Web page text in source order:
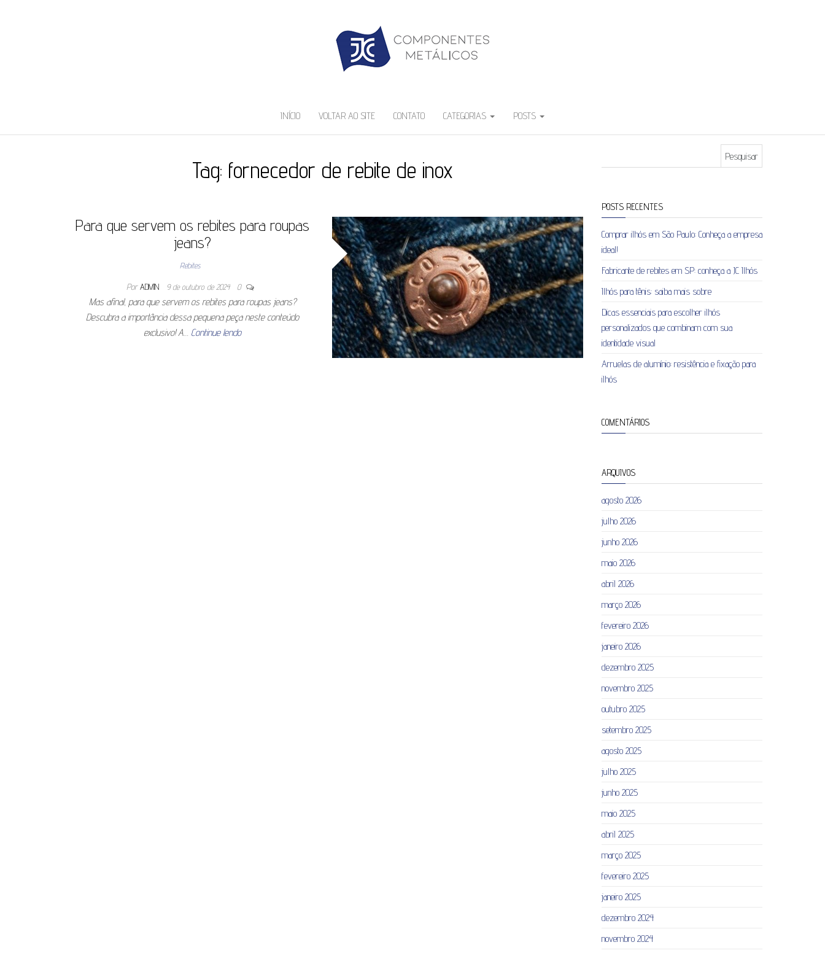
INÍCIO VOLTAR AO SITE CONTATO CATEGORIAS POSTS
Tag: fornecedor de rebite de inox
Para que servem os rebites para roupas
jeans?
Rebites
Por ADMIN 9 de outubro de 2024 0
Mas afinal, para que servem os rebites para roupas jeans?
Descubra a importância dessa pequena peça neste conteúdo
exclusivo! A… Continue lendo
POSTS RECENTES
Comprar ilhós em São Paulo: Conheça a empresa
ideal!
Fabricante de rebites em SP: conheça a JC Ilhós
Ilhós para tênis: saiba mais sobre
Dicas essenciais para escolher ilhós
personalizados que combinam com sua
identidade visual
Arruelas de alumínio: resistência e fixação para
ilhós
COMENTÁRIOS
ARQUIVOS
agosto 2026
julho 2026
junho 2026
maio 2026
abril 2026
março 2026
fevereiro 2026
janeiro 2026
dezembro 2025
novembro 2025
outubro 2025
setembro 2025
agosto 2025
julho 2025
junho 2025
maio 2025
abril 2025
março 2025
fevereiro 2025
janeiro 2025
dezembro 2024
novembro 2024